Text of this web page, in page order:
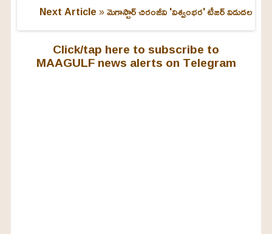
Next Article »మెగాస్టార్ చిరంజీవి 'విశ్వంభర' టీజర్ విడుదల
Click/tap here to subscribe to
MAAGULF news alerts on Telegram